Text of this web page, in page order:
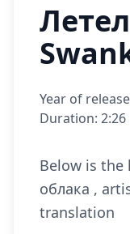
Year of
Duration: 2:26
Below is the
облака ,
translation